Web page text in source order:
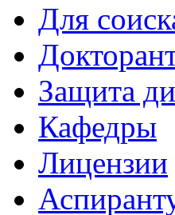
Для
Защита
Кафедры
Лицензии